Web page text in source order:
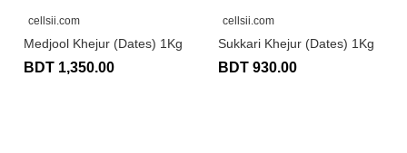
cellsii.com
Medjool Khejur (Dates) 1Kg
BDT 1,350.00
cellsii.com
Sukkari Khejur (Dates) 1Kg
BDT 930.00